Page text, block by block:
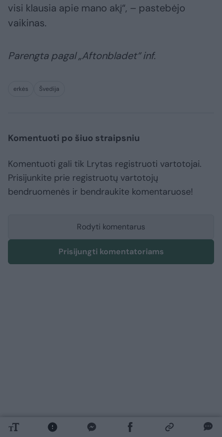
visi klausia apie mano akį“, – pastebėjo
vaikinas.
Parengta pagal „Aftonbladet“ inf.
erkės Švedija
Komentuoti po šiuo straipsniu
Komentuoti gali tik Lrytas registruoti vartotojai.
Prisijunkite prie registruotų vartotojų
bendruomenės ir bendraukite komentaruose!
Rodyti komentarus
Prisijungti komentatoriams
Sveikata Gyvenu sveikai